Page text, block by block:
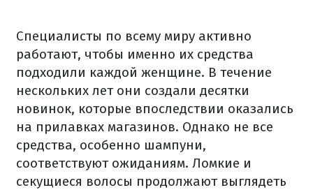
Специалисты по всему миру активно
работают, чтобы именно их средства
подходили каждой женщине. В течение
нескольких лет они создали десятки
новинок, которые впоследствии оказались
на прилавках магазинов. Однако не все
средства, особенно шампуни,
соответствуют ожиданиям. Ломкие и
секущиеся волосы продолжают выглядеть